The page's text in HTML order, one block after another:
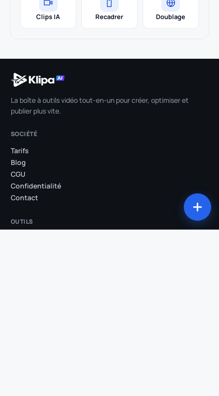
Clips IA Recadrer Doublage
La boîte à outils vidéo tout-en-un pour créer, optimiser et
publier plus vite.
SOCIÉTÉ
Tarifs
Blog
CGU
Confidentialité
Contact
OUTILS